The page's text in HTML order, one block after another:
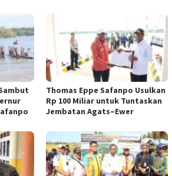
Thomas Eppe Safanpo Usulkan
Rp 100 Miliar untuk Tuntaskan
Jembatan Agats–Ewer